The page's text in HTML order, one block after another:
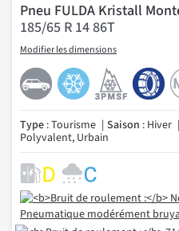
Pneu FULDA Kristall
185/65 R 14 86T
Modifier les dimensions
Type : Tourisme Saison : Hiver
Polyvalent, Urbain